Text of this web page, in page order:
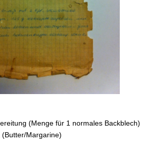
(Menge für 1 normales Backblech)
Margarine)